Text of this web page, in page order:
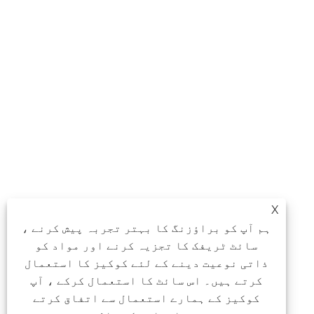
X
ہم آپ کو براؤزنگ کا بہتر تجربہ پیش کرنے ،
سائٹ ٹریفک کا تجزیہ کرنے اور مواد کو
ذاتی نوعیت دینے کے لئے کوکیز کا استعمال
کرتے ہیں۔ اس سائٹ کا استعمال کرکے ، آپ
کوکیز کے ہمارے استعمال سے اتفاق کرتے